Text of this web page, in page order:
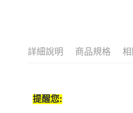
詳細說明 商品規格
提醒您: